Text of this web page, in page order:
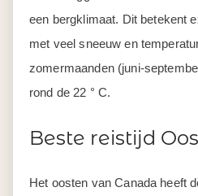
een bergklimaat. Dit betekent
met veel sneeuw en
zomermaanden (juni-
rond de 22 ° C.
Beste reistijd
Het oosten van Canada heeft